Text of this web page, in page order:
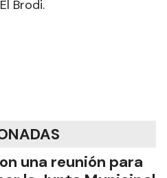
Brodi.
una reunión para